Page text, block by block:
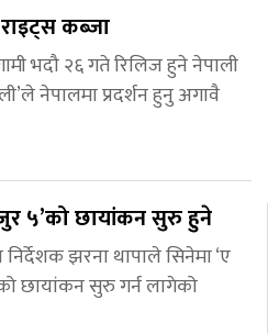
कब्जा
भदौ २६ गते रिलिज हुने नेपाली
नेपालमा प्रदर्शन हुनु अगावै
५’को छायांकन सुरु हुने
निर्देशक झरना थापाले सिनेमा ‘ए
छायांकन सुरु गर्न लागेको